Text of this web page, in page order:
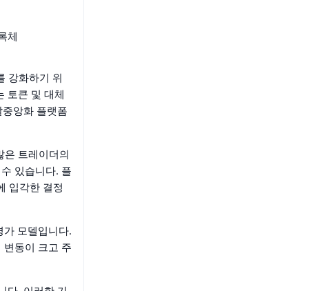
체
강화하기 위
토큰 및 대체
앙화 플랫폼
은 트레이더의
있습니다. 플
입각한 결정
모델입니다.
변동이 크고 주